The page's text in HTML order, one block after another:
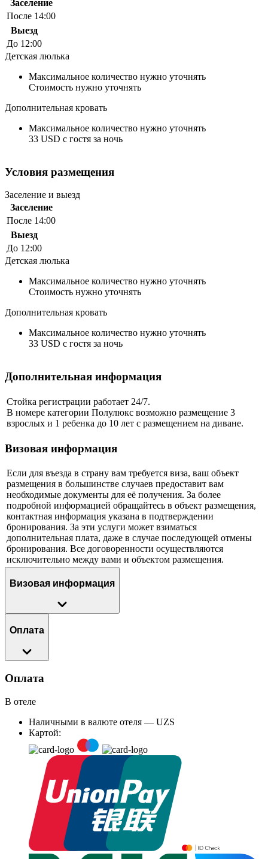
Заселение
После 14:00
Выезд
До 12:00
Детская люлька
Максимальное количество нужно уточнять
Стоимость нужно уточнять
Дополнительная кровать
Максимальное количество нужно уточнять
33 USD с гостя за ночь
Условия размещения
Заселение и выезд
Заселение
После 14:00
Выезд
До 12:00
Детская люлька
Максимальное количество нужно уточнять
Стоимость нужно уточнять
Дополнительная кровать
Максимальное количество нужно уточнять
33 USD с гостя за ночь
Дополнительная информация
Стойка регистрации работает 24/7.
В номере категории Полулюкс возможно размещение 3
взрослых и 1 ребенка до 10 лет с размещением на диване.
Визовая информация
Если для въезда в страну вам требуется виза, ваш объект
размещения в большинстве случаев предоставит вам
необходимые документы для её получения. За более
подробной информацией обращайтесь в объект размещения,
контактная информация указана в подтверждении
бронирования. За эти услуги может взиматься
дополнительная плата, даже в случае последующей отмены
бронирования. Все договоренности осуществляются
исключительно между вами и объектом размещения.
Визовая информация
Оплата
Оплата
В отеле
Наличными в валюте отеля — UZS
Картой: